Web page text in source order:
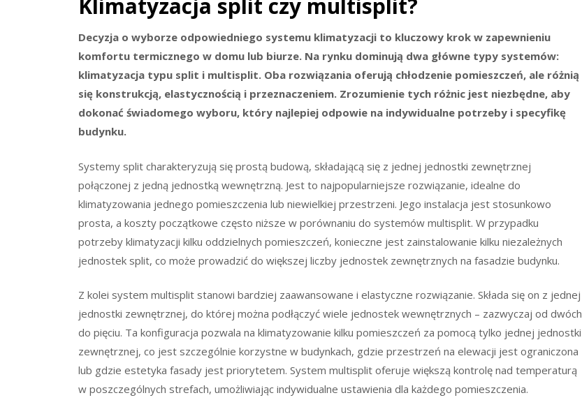
Klimatyzacja split czy multisplit?
Decyzja o wyborze odpowiedniego systemu klimatyzacji to kluczowy krok w zapewnieniu
komfortu termicznego w domu lub biurze. Na rynku dominują dwa główne typy systemów:
klimatyzacja typu split i multisplit. Oba rozwiązania oferują chłodzenie pomieszczeń, ale różnią
się konstrukcją, elastycznością i przeznaczeniem. Zrozumienie tych różnic jest niezbędne, aby
dokonać świadomego wyboru, który najlepiej odpowie na indywidualne potrzeby i specyfikę
budynku.
Systemy split charakteryzują się prostą budową, składającą się z jednej jednostki zewnętrznej
połączonej z jedną jednostką wewnętrzną. Jest to najpopularniejsze rozwiązanie, idealne do
klimatyzowania jednego pomieszczenia lub niewielkiej przestrzeni. Jego instalacja jest stosunkowo
prosta, a koszty początkowe często niższe w porównaniu do systemów multisplit. W przypadku
potrzeby klimatyzacji kilku oddzielnych pomieszczeń, konieczne jest zainstalowanie kilku niezależnych
jednostek split, co może prowadzić do większej liczby jednostek zewnętrznych na fasadzie budynku.
Z kolei system multisplit stanowi bardziej zaawansowane i elastyczne rozwiązanie. Składa się on z jednej
jednostki zewnętrznej, do której można podłączyć wiele jednostek wewnętrznych – zazwyczaj od dwóch
do pięciu. Ta konfiguracja pozwala na klimatyzowanie kilku pomieszczeń za pomocą tylko jednej jednostki
zewnętrznej, co jest szczególnie korzystne w budynkach, gdzie przestrzeń na elewacji jest ograniczona
lub gdzie estetyka fasady jest priorytetem. System multisplit oferuje większą kontrolę nad temperaturą
w poszczególnych strefach, umożliwiając indywidualne ustawienia dla każdego pomieszczenia.